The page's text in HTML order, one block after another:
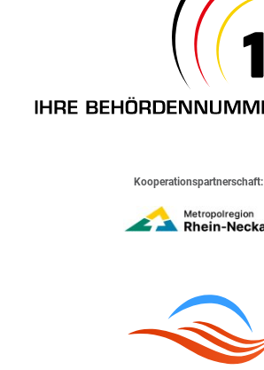
Kooperationspartnerschaft: